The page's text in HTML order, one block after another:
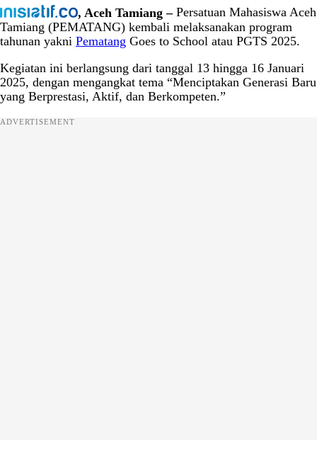
, Aceh Tamiang –Persatuan Mahasiswa Aceh
Tamiang (PEMATANG) kembali melaksanakan program
tahunan yakni Pematang Goes to School atau PGTS 2025.
Kegiatan ini berlangsung dari tanggal 13 hingga 16 Januari
2025, dengan mengangkat tema “Menciptakan Generasi Baru
yang Berprestasi, Aktif, dan Berkompeten.”
ADVERTISEMENT